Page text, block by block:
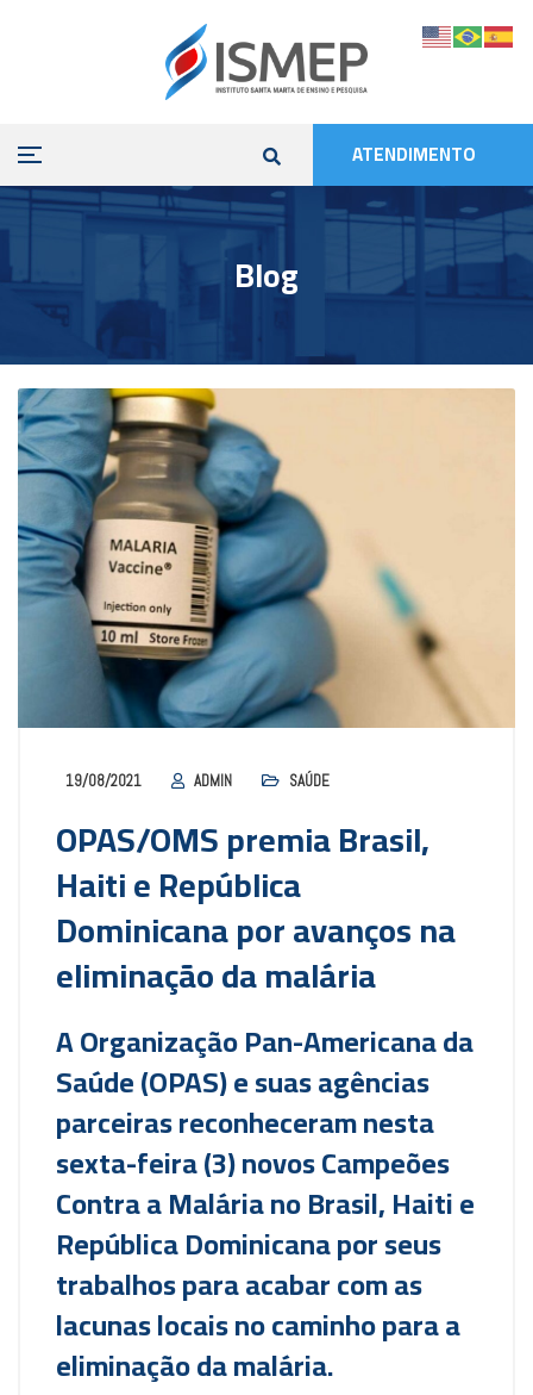
ATENDIMENTO
Blog
19/08/2021 ADMIN SAÚDE
OPAS/OMS premia Brasil,
Haiti e República
Dominicana por avanços na
eliminação da malária
A Organização Pan-Americana da
Saúde (OPAS) e suas agências
parceiras reconheceram nesta
sexta-feira (3) novos Campeões
Contra a Malária no Brasil, Haiti e
República Dominicana por seus
trabalhos para acabar com as
lacunas locais no caminho para a
eliminação da malária.